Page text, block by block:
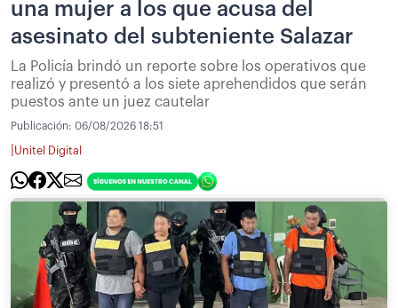
una mujer a los que acusa del
asesinato del subteniente Salazar
La Policía brindó un reporte sobre los operativos que
realizó y presentó a los siete aprehendidos que serán
puestos ante un juez cautelar
Publicación: 06/08/2026 18:51
Unitel Digital